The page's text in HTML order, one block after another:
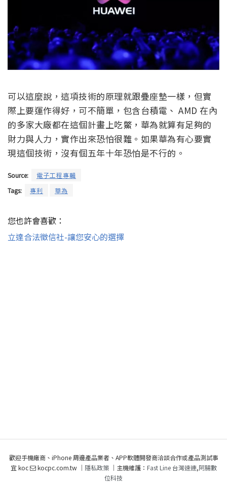
可以這麼說，這項技術的原理就跟疊座墊一樣，但實
際上要運作得好，可不簡單，包含台積電、 AMD 在內
的多家大廠都在這個計畫上吃鱉，華為就算有足夠的
財力與人力，實作出來恐怕很難。如果華為有心要實
現這個技術，沒有個五年十年恐怕是不行的。
Source:
電子工程專輯
Tags:
專利 華為
您也許會喜歡：
立達合法徵信社-讓您安心的選擇
歡迎手機廠商、iPhone 周邊產品業者、APP軟體開發商洽談合作或產品測試事
宜 koc
kocpc.com.tw ｜ 隱私政策｜主機維護： Fast Line 台灣速連,阿腸數
位科技